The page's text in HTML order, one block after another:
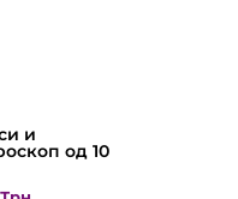
и
од 10